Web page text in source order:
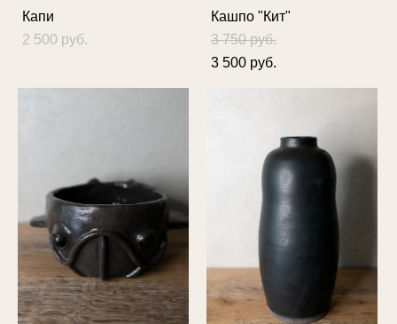
Капи
2 500 pуб.
Кашпо "Кит"
3 750 pуб.
3 500 pуб.